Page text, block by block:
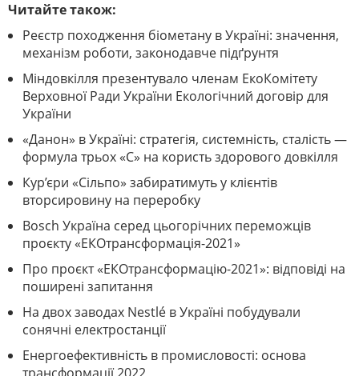
Читайте також:
Реєстр походження біометану в Україні: значення,
механізм роботи, законодавче підґрунтя
Міндовкілля презентувало членам ЕкоКомітету
Верховної Ради України Екологічний договір для
України
«Данон» в Україні: стратегія, системність, сталість —
формула трьох «С» на користь здорового довкілля
Кур’єри «Сільпо» забиратимуть у клієнтів
вторсировину на переробку
Bosch Україна серед цьогорічних переможців
проєкту «ЕКОтрансформація-2021»
Про проєкт «ЕКОтрансформацію-2021»: відповіді на
поширені запитання
На двох заводах Nestlé в Україні побудували
сонячні електростанції
Енергоефективність в промисловості: основа